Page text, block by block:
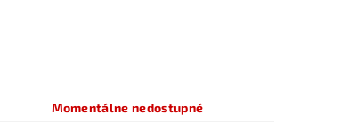
Momentálne nedostupné